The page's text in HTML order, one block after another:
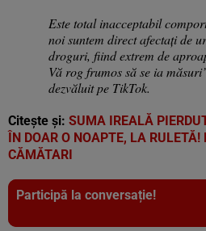
Este total inacceptabil
noi suntem direct afectați de
droguri, fiind extrem de
Vă rog frumos să se ia
dezvăluit pe TikTok.
Citește și: SUMA IREALĂ
ÎN DOAR O NOAPTE, LA
CĂMĂTARI
Participă la conversație!